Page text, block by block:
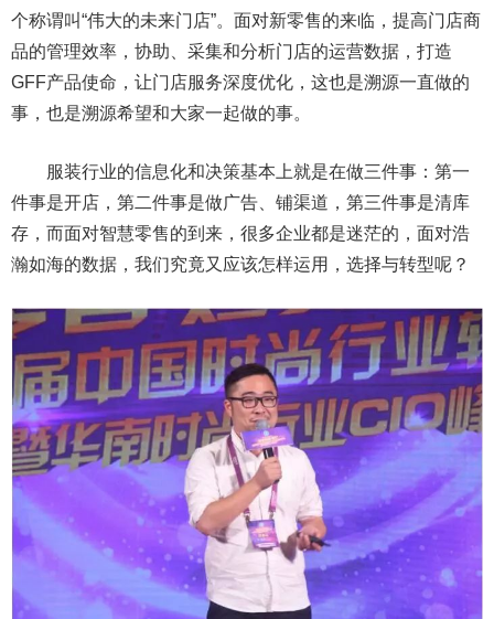
个称谓叫“伟大的未来门店”。 面对新零售的来临，提高门店商
品的管理效率 ， 协助、采集和分析门店的运营数据 ， 打造
GFF产品使命，让门店服务深度优化，这也是溯源一直做的
事，也是溯源希望和大家一起做的事。
服装行业的信息化和决策基本上就是在做三件事：第一
件事是开店，第二件事是做广告、铺渠道，第三件事是清库
存，而面对智慧零售的到来，很多企业都是迷茫的，面对浩
瀚如海的数据，我们究竟又应该怎样运用，选择与转型呢？